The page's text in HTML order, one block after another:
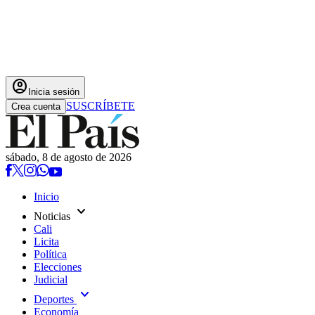
account_circle Inicia sesión
Crea cuenta SUSCRÍBETE
sábado, 8 de agosto de 2026
Inicio
Noticias expand_more
Cali
Licita
Política
Elecciones
Judicial
Deportes expand_more
Economía